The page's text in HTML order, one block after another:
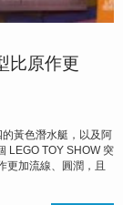
比原作更
黃色潛水艇，以及阿
LEGO TOY SHOW 突
更加流線、圓潤，且